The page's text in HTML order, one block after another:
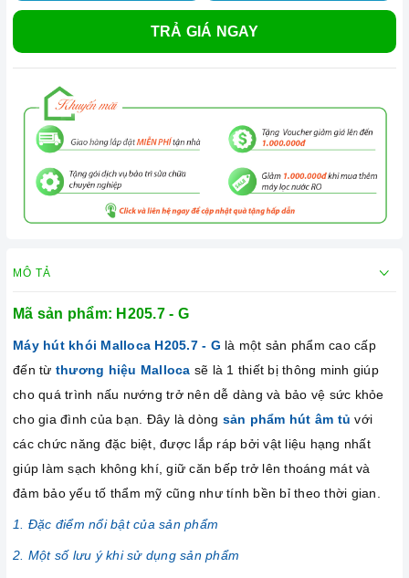
TRẢ GIÁ NGAY
MÔ TẢ
Mã sản phẩm: H205.7 - G
Máy hút khói Malloca H205.7 - G là một sản phẩm cao cấp
đến từ thương hiệu Malloca sẽ là 1 thiết bị thông minh giúp
cho quá trình nấu nướng trở nên dễ dàng và bảo vệ sức khỏe
cho gia đình của bạn. Đây là dòng sản phẩm hút âm tủ với
các chức năng đặc biệt, được lắp ráp bởi vật liệu hạng nhất
giúp làm sạch không khí, giữ căn bếp trở lên thoáng mát và
đảm bảo yếu tố thẩm mỹ cũng như tính bền bỉ theo thời gian.
1. Đặc điểm nổi bật của sản phẩm
2. Một số lưu ý khi sử dụng sản phẩm